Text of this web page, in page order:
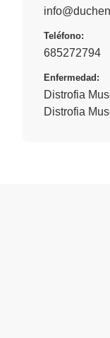
Teléfono:
685272794
Enfermedad:
Distrofia
Distrofia